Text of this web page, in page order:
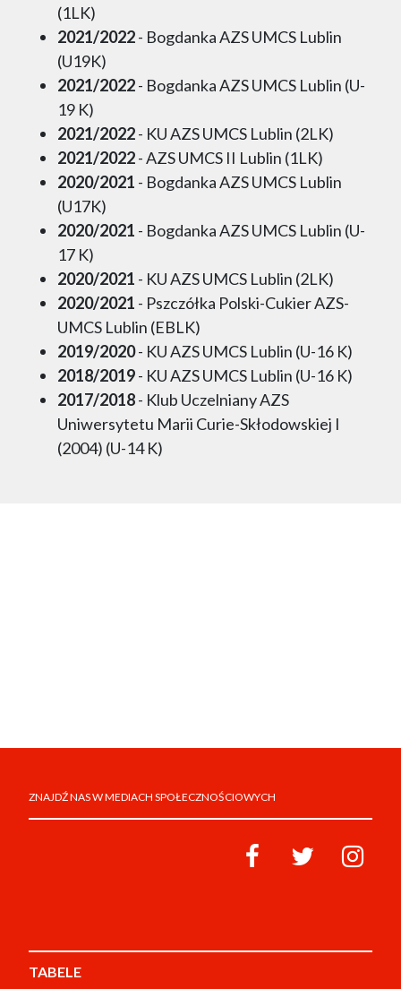
(1LK)
2021/2022- Bogdanka AZS UMCS Lublin
(U19K)
2021/2022- Bogdanka AZS UMCS Lublin (U-
19 K)
2021/2022- KU AZS UMCS Lublin (2LK)
2021/2022- AZS UMCS II Lublin (1LK)
2020/2021 - Bogdanka AZS UMCS Lublin
(U17K)
2020/2021 - Bogdanka AZS UMCS Lublin (U-
17 K)
2020/2021 - KU AZS UMCS Lublin (2LK)
2020/2021 - Pszczółka Polski-Cukier AZS-
UMCS Lublin (EBLK)
2019/2020- KU AZS UMCS Lublin (U-16 K)
2018/2019- KU AZS UMCS Lublin (U-16 K)
2017/2018- Klub Uczelniany AZS
Uniwersytetu Marii Curie-Skłodowskiej I
(2004) (U-14 K)
ZNAJDŹ NAS W MEDIACH SPOŁECZNOŚCIOWYCH
TABELE